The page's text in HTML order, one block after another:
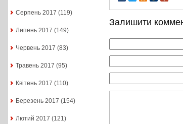
Серпень 2017 (119)
Липень 2017 (149)
Червень 2017 (83)
Травень 2017 (95)
Квітень 2017 (110)
Березень 2017 (154)
Лютий 2017 (121)
Залишити